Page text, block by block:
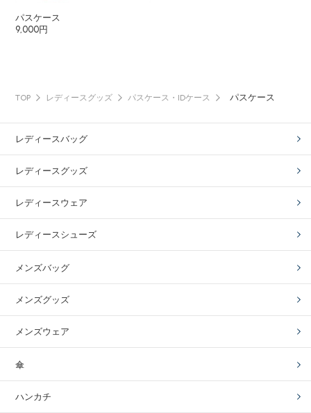
パスケース
9,000円
TOP レディースグッズ パスケース・IDケース パスケース
レディースバッグ
レディースグッズ
レディースウェア
レディースシューズ
メンズバッグ
メンズグッズ
メンズウェア
傘
ハンカチ